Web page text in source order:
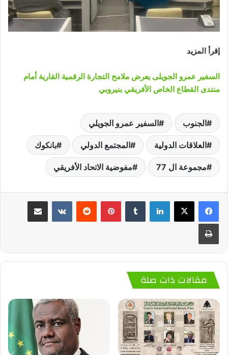
إقرأ المزيد
السفير عمرو الجويلى يعرض ملامح التجارة الرقمية القارية أمام
منتدى القطاع الخاص الأفريقي بنيروبي
الجنوب السفير عمرو الجويلي
العلاقات الدولية المجتمع الدولي بانكوك
مجموعة ال 77 مفوضية الاتحاد الأفريقي
لينكدإن بينتيريست
مقالات ذات صلة